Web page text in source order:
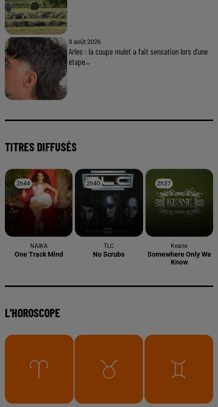
3 août 2026
Arles : la coupe mulet a fait sensation lors d'une
étape...
TITRES DIFFUSÉS
2h44
2h44
NAIKA
One Track Mind
2h40
2h40
TLC
No Scrubs
2h37
2h37
Keane
Somewhere Only We
Know
L'HOROSCOPE